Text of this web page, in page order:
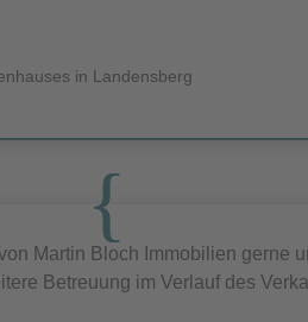
in Landensberg
Martin Bloch Immobilien gerne
Betreuung im Verlauf des